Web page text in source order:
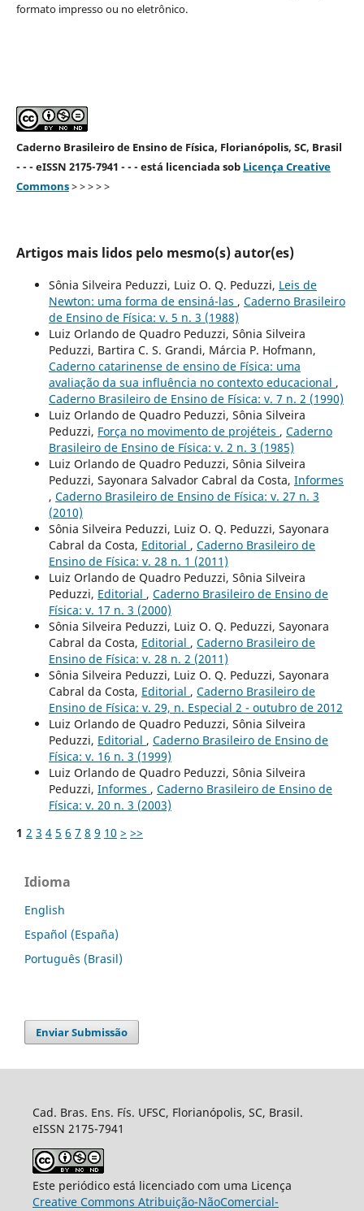
formato impresso ou no eletrônico.
Caderno Brasileiro de Ensino de Física, Florianópolis, SC, Brasil
- - - eISSN 2175-7941 - - - está licenciada sob Licença Creative
Commons> > > > >
Artigos mais lidos pelo mesmo(s) autor(es)
Sônia Silveira Peduzzi, Luiz O. Q. Peduzzi, Leis de
Newton: uma forma de ensiná-las , Caderno Brasileiro
de Ensino de Física: v. 5 n. 3 (1988)
Luiz Orlando de Quadro Peduzzi, Sônia Silveira
Peduzzi, Bartira C. S. Grandi, Márcia P. Hofmann,
Caderno catarinense de ensino de Física: uma
avaliação da sua influência no contexto educacional ,
Caderno Brasileiro de Ensino de Física: v. 7 n. 2 (1990)
Luiz Orlando de Quadro Peduzzi, Sônia Silveira
Peduzzi, Força no movimento de projéteis , Caderno
Brasileiro de Ensino de Física: v. 2 n. 3 (1985)
Luiz Orlando de Quadro Peduzzi, Sônia Silveira
Peduzzi, Sayonara Salvador Cabral da Costa, Informes
, Caderno Brasileiro de Ensino de Física: v. 27 n. 3
(2010)
Sônia Silveira Peduzzi, Luiz O. Q. Peduzzi, Sayonara
Cabral da Costa, Editorial , Caderno Brasileiro de
Ensino de Física: v. 28 n. 1 (2011)
Luiz Orlando de Quadro Peduzzi, Sônia Silveira
Peduzzi, Editorial , Caderno Brasileiro de Ensino de
Física: v. 17 n. 3 (2000)
Sônia Silveira Peduzzi, Luiz O. Q. Peduzzi, Sayonara
Cabral da Costa, Editorial , Caderno Brasileiro de
Ensino de Física: v. 28 n. 2 (2011)
Sônia Silveira Peduzzi, Luiz O. Q. Peduzzi, Sayonara
Cabral da Costa, Editorial , Caderno Brasileiro de
Ensino de Física: v. 29, n. Especial 2 - outubro de 2012
Luiz Orlando de Quadro Peduzzi, Sônia Silveira
Peduzzi, Editorial , Caderno Brasileiro de Ensino de
Física: v. 16 n. 3 (1999)
Luiz Orlando de Quadro Peduzzi, Sônia Silveira
Peduzzi, Informes , Caderno Brasileiro de Ensino de
Física: v. 20 n. 3 (2003)
1 2 3 4 5 6 7 8 9 10 > >>
Idioma
English
Español (España)
Português (Brasil)
Enviar Submissão
Cad. Bras. Ens. Fís. UFSC, Florianópolis, SC, Brasil.
eISSN 2175-7941
Este periódico está licenciado com uma Licença
Creative Commons Atribuição-NãoComercial-